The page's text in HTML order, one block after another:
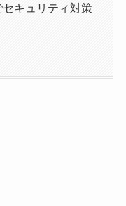
キュリティ対策